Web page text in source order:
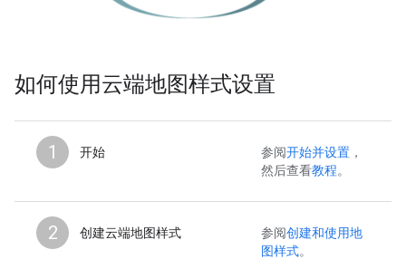
如何使用云端地图样式设置
1 开始 参阅开始并设置 ，
然后查看教程。
2 创建云端地图样式 参阅创建和使用地
图样式。